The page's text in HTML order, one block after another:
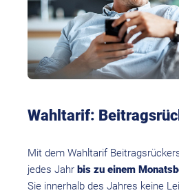
Wahltarif:
Mit dem Wahltarif
jedes Jahr bis zu einem
Sie innerhalb des Jahres keine